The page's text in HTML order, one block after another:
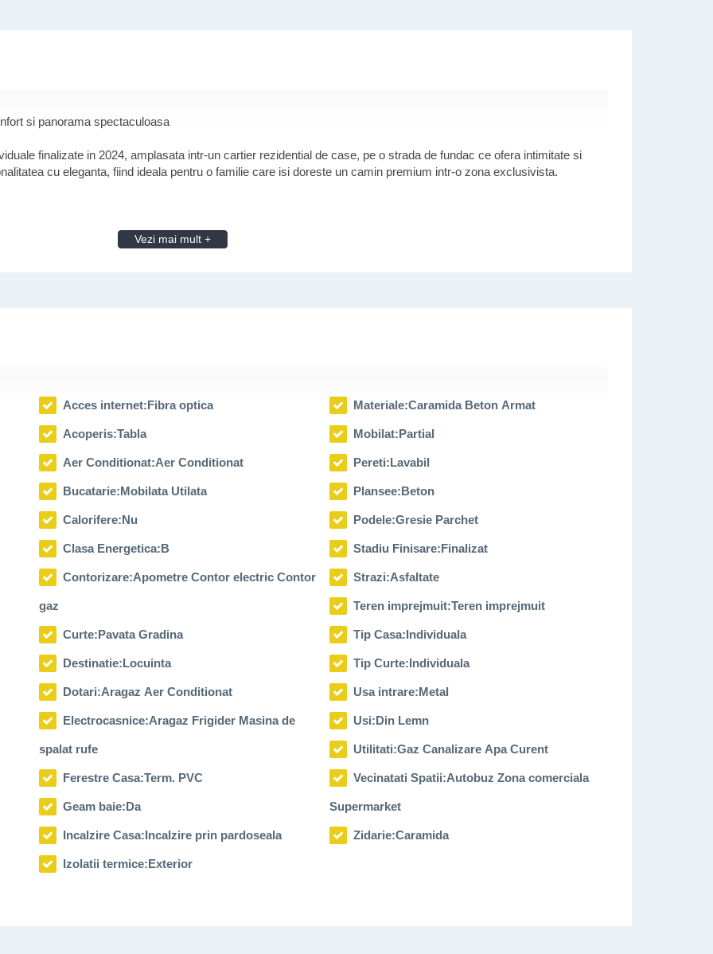
si panorama spectaculoasa
finalizate in 2024, amplasata intr-un cartier rezidential de case, pe o strada de fundac ce ofera intimitate si
cu eleganta, fiind ideala pentru o familie care isi doreste un camin premium intr-o zona exclusivista.
pe terasa acoperita de 29 mp, living spatios si luminos, baie cu cabina de dus, hol de acces.
cat si cele 3 dormitoare sunt amenajate cu mocheta plusata de calitate superioara
intimitate garantata
Vezi mai mult +
Acces internet:Fibra optica
Acoperis:Tabla
Aer Conditionat:Aer Conditionat
Bucatarie:Mobilata Utilata
Calorifere:Nu
Clasa Energetica:B
Contorizare:Apometre Contor electric Contor
gaz
Curte:Pavata Gradina
Destinatie:Locuinta
Dotari:Aragaz Aer Conditionat
Electrocasnice:Aragaz Frigider Masina de
spalat rufe
Ferestre Casa:Term. PVC
Geam baie:Da
Incalzire Casa:Incalzire prin pardoseala
Izolatii termice:Exterior
Materiale: Caramida Beton Armat
Mobilat:Partial
Pereti:Lavabil
Plansee:Beton
Podele:Gresie Parchet
Stadiu Finisare:Finalizat
Strazi:Asfaltate
Teren imprejmuit:Teren imprejmuit
Tip Casa:Individuala
Tip Curte:Individuala
Usa intrare:Metal
Usi:Din Lemn
Utilitati:Gaz Canalizare Apa Curent
Vecinatati Spatii:Autobuz Zona comerciala
Supermarket
Zidarie:Caramida